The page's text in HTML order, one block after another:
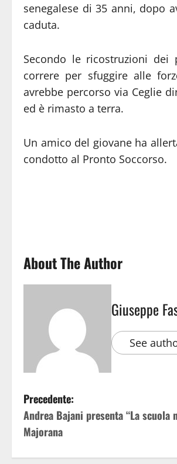
senegalese di 35 anni, dopo
caduta.
Secondo le ricostruzioni
correre per sfuggire alle
avrebbe percorso via Ceglie
ed è rimasto a terra.
Un amico del giovane ha
condotto al Pronto Soccorso.
About The Author
Giuseppe
See
Precedente:
Andrea Bajani presenta “La scuola
Majorana